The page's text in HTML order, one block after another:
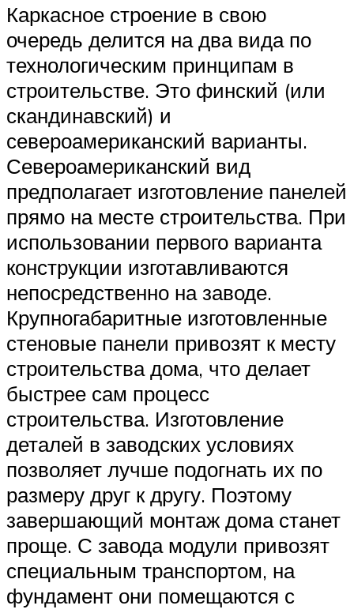
Каркасное строение в свою
очередь делится на два вида по
технологическим принципам в
строительстве. Это финский (или
скандинавский) и
североамериканский варианты.
Североамериканский вид
предполагает изготовление панелей
прямо на месте строительства. При
использовании первого варианта
конструкции изготавливаются
непосредственно на заводе.
Крупногабаритные изготовленные
стеновые панели привозят к месту
строительства дома, что делает
быстрее сам процесс
строительства. Изготовление
деталей в заводских условиях
позволяет лучше подогнать их по
размеру друг к другу. Поэтому
завершающий монтаж дома станет
проще. С завода модули привозят
специальным транспортом, на
фундамент они помещаются с